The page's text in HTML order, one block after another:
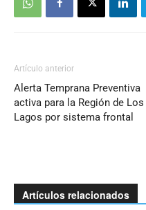
Artículo anterior
Alerta Temprana Preventiva
activa para la Región de Los
Lagos por sistema frontal
Artículos relacionados